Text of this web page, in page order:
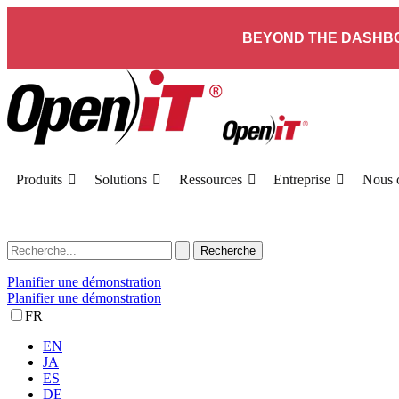
BEYOND THE
Produits Solutions Ressources Entreprise Nous
Planifier une démonstration
Planifier une démonstration
FR
EN
JA
ES
DE